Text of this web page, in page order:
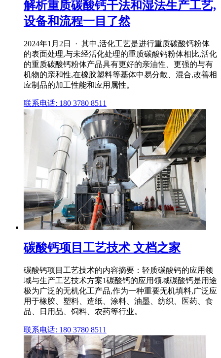
解析重质碳酸钙干法和湿法生产工艺,
设备和流程一目了然
2024年1月2日 · 其中,活化工艺是进行重质碳酸钙粉体
的表面处理,与未经活化处理的重质碳酸钙粉体相比,活化
的重质碳酸钙粉体产品具有更好的亲油性、更强的与有
机物的亲和性,在橡胶塑料等基体中易分散、混合,改善相
应制品的加工性能和应用属性。
联系电话: 180 3780 8511
碳酸钙项目工艺技术 文档之家
碳酸钙项目工艺技术的内容摘要：轻质碳酸钙的应用领
域与生产工艺技术方案1碳酸钙的应用领域碳酸钙是用途
极为广泛的无机化工产品,作为一种重要无机填料,广泛应
用于橡胶、塑料、造纸、涂料、油墨、纺织、医药、食
品、日用品、饲料、农药等行业。
联系电话: 180 3780 8511